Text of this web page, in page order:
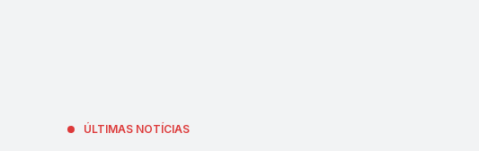
ÚLTIMAS NOTÍCIAS